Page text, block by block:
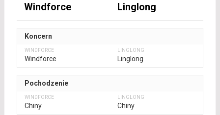
Windforce Linglong
Koncern
Windforce Linglong
Pochodzenie
Chiny Chiny